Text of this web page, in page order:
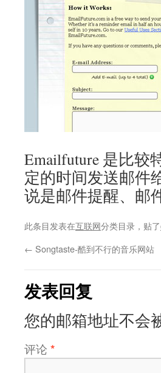
Emailfuture 是比较
定的时间发送邮件
说是邮件提醒、邮
此条目发表在互联网分类目录，贴了
← Songtaste-酷到不行的音乐网站
发表回复
您的邮箱地址不会
评论 *